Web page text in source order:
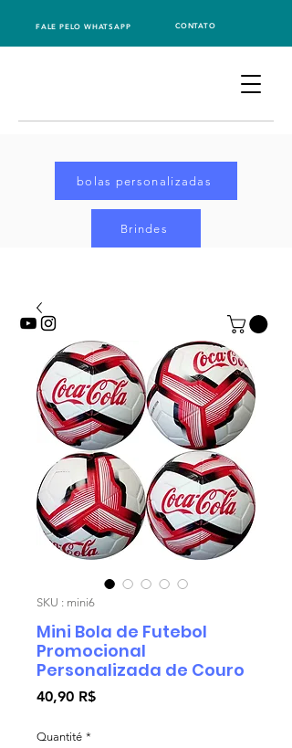
FALE PELO WHATSAPP CONTATO
bolas personalizadas
Brindes
SKU : mini6
Mini Bola de Futebol
Promocional
Personalizada de Couro
40,90 R$Prix
Quantité *